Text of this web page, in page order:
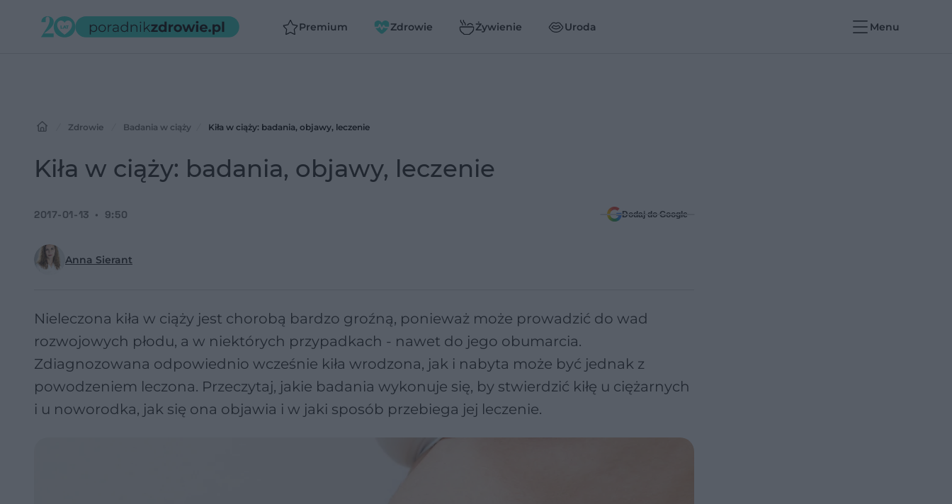
Premium Zdrowie Żywienie Uroda Menu
Zdrowie Badania w ciąży Kiła w ciąży: badania, objawy, leczenie
Kiła w ciąży: badania, objawy, leczenie
Anna Sierant
2017-01-13 9:50 Dodaj do Google
Nieleczona kiła w ciąży jest chorobą bardzo groźną, ponieważ może prowadzić do wad
rozwojowych płodu, a w niektórych przypadkach - nawet do jego obumarcia.
Zdiagnozowana odpowiednio wcześnie kiła wrodzona, jak i nabyta może być jednak z
powodzeniem leczona. Przeczytaj, jakie badania wykonuje się, by stwierdzić kiłę u ciężarnych
i u noworodka, jak się ona objawia i w jaki sposób przebiega jej leczenie.